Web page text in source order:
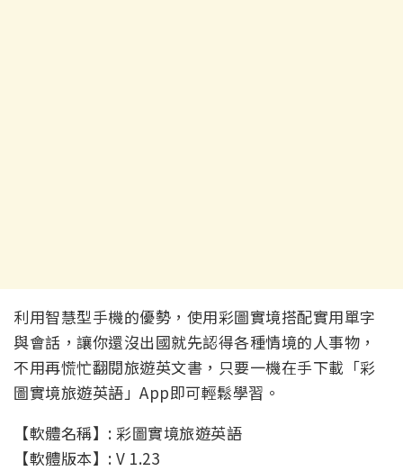
利用智慧型手機的優勢，使用彩圖實境搭配實用單字
與會話，讓你還沒出國就先認得各種情境的人事物，
不用再慌忙翻閱旅遊英文書，只要一機在手下載「彩
圖實境旅遊英語」App即可輕鬆學習。
【軟體名稱】: 彩圖實境旅遊英語
【軟體版本】: V 1.23